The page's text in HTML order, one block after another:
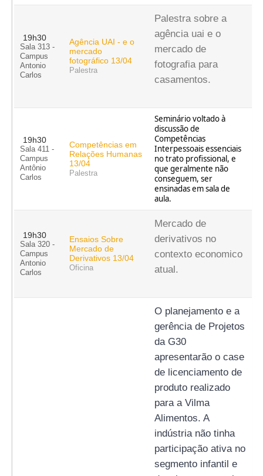
19h30
Sala 313 -
Campus
Antonio
Carlos
Agência UAI - e o
mercado
fotográfico 13/04
Palestra
Palestra sobre a
agência uai e o
mercado de
fotografia para
casamentos.
19h30
Sala 411 -
Campus
Antônio
Carlos
Competências em
Relações Humanas
13/04
Palestra
Seminário voltado à
discussão de
Competências
Interpessoais essenciais
no trato profissional, e
que geralmente não
conseguem, ser
ensinadas em sala de
aula.
19h30
Sala 320 -
Campus
Antonio
Carlos
Ensaios Sobre
Mercado de
Derivativos 13/04
Oficina
Mercado de
derivativos no
contexto economico
atual.
O planejamento e a
gerência de Projetos
da G30
apresentarão o case
de licenciamento de
produto realizado
para a Vilma
Alimentos. A
indústria não tinha
participação ativa no
segmento infantil e